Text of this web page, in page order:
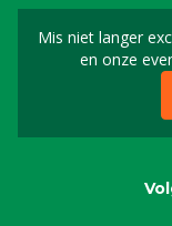
Mis niet langer
en onze